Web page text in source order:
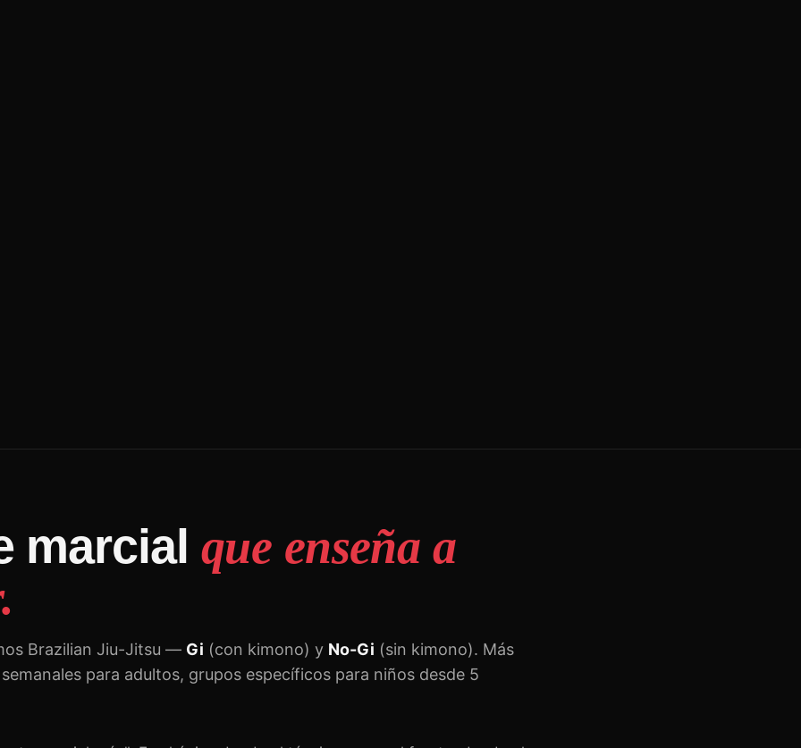
marcial que enseña a
Brazilian Jiu-Jitsu — Gi (con kimono) y No-Gi (sin kimono). Más
para adultos, grupos específicos para niños desde 5